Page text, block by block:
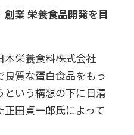
創業 栄養食品開発を目
本栄養食料株式会社
良質な蛋白食品をもっ
という構想の下に日清
田貞一郎氏によって